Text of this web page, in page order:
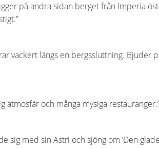
på andra sidan berget från Imperia
vackert längs en bergssluttning. Bjuder
atmosfär och många mysiga
sig med sin Astri och sjöng om ’Den